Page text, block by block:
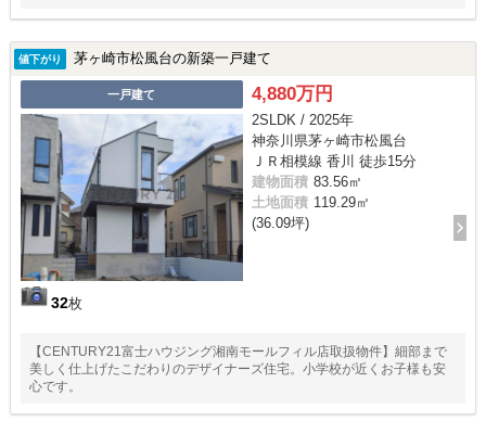
値下がり 茅ヶ崎市松風台の新築一戸建て
一戸建て
32枚
4,880万円
2SLDK / 2025年
神奈川県茅ヶ崎市松風台
ＪＲ相模線 香川 徒歩15分
建物面積 83.56㎡
土地面積 119.29㎡
(36.09坪)
【CENTURY21富士ハウジング湘南モールフィル店取扱物件】細部まで
美しく仕上げたこだわりのデザイナーズ住宅。小学校が近くお子様も安
心です。